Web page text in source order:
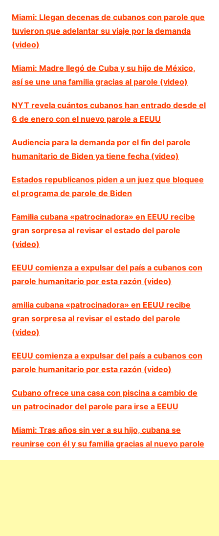
Miami: Llegan decenas de cubanos con parole que
tuvieron que adelantar su viaje por la demanda
(video)
Miami: Madre llegó de Cuba y su hijo de México,
así se une una familia gracias al parole (video)
NYT revela cuántos cubanos han entrado desde el
6 de enero con el nuevo parole a EEUU
Audiencia para la demanda por el fin del parole
humanitario de Biden ya tiene fecha (video)
Estados republicanos piden a un juez que bloquee
el programa de parole de Biden
Familia cubana «patrocinadora» en EEUU recibe
gran sorpresa al revisar el estado del parole
(video)
EEUU comienza a expulsar del país a cubanos con
parole humanitario por esta razón (video)
amilia cubana «patrocinadora» en EEUU recibe
gran sorpresa al revisar el estado del parole
(video)
EEUU comienza a expulsar del país a cubanos con
parole humanitario por esta razón (video)
Cubano ofrece una casa con piscina a cambio de
un patrocinador del parole para irse a EEUU
Miami: Tras años sin ver a su hijo, cubana se
reunirse con él y su familia gracias al nuevo parole